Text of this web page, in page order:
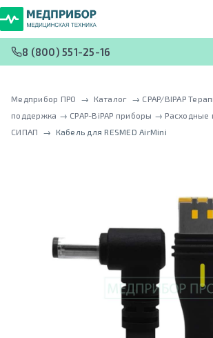
8 (800) 551-25-16
Медприбор ПРО → Каталог → CPAP/BIPAP
поддержка → CPAP-BiPAP приборы → Расходные
СИПАП
→ Кабель для RESMED AirMini